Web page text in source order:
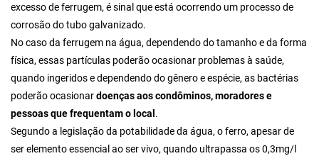
excesso de ferrugem, é sinal que está ocorrendo um processo de
corrosão do tubo galvanizado.
No caso da ferrugem na água, dependendo do tamanho e da forma
física, essas partículas poderão ocasionar problemas à saúde,
quando ingeridos e dependendo do gênero e espécie, as bactérias
poderão ocasionardoenças aos condôminos, moradores e
pessoas que frequentam o local .
Segundo a legislação da potabilidade da água, o ferro, apesar de
ser elemento essencial ao ser vivo, quando ultrapassa os 0,3mg/l